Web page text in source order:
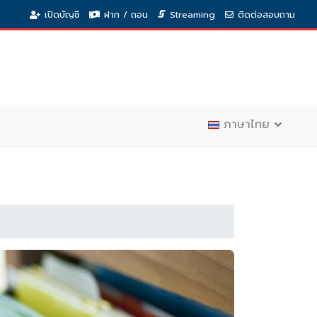
เปิดบัญชี ฝาก / ถอน Streaming ติดต่อสอบถาม
ภาษาไทย